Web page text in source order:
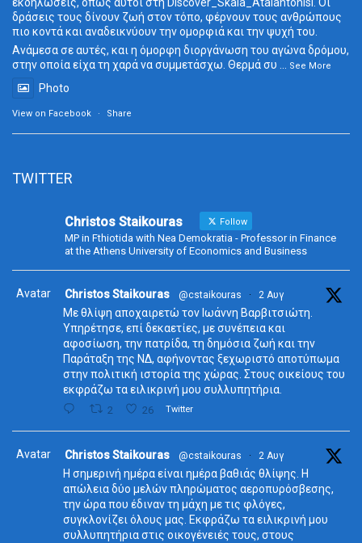
δράσεις τους δίνουν ζωή στον τόπο, φέρνουν τους ανθρώπους
πιο κοντά και αναδεικνύουν την ομορφιά και την ψυχή του.
Ανάμεσα σε αυτές, και η όμορφη διοργάνωση του αγώνα δρόμου,
στην οποία είχα τη χαρά να συμμετάσχω. Θερμά συ
See More
Photo
View on Facebook · Share
TWITTER
Christos Staikouras Follow
MP in Fthiotida with Nea Demokratia - Professor in Finance
at the Athens University of Economics and Business
Avatar Christos Staikouras @cstaikouras · 2 Αυγ
Με θλίψη αποχαιρετώ τον Ιωάννη Βαρβιτσιώτη.
Υπηρέτησε, επί δεκαετίες, με συνέπεια και
αφοσίωση, την πατρίδα, τη δημόσια ζωή και την
Παράταξη της ΝΔ, αφήνοντας ξεχωριστό αποτύπωμα
στην πολιτική ιστορία της χώρας. Στους οικείους του
εκφράζω τα ειλικρινή μου συλλυπητήρια.
2 26 Twitter
Avatar Christos Staikouras @cstaikouras · 2 Αυγ
Η σημερινή ημέρα είναι ημέρα βαθιάς θλίψης. Η
απώλεια δύο μελών πληρώματος αεροπυρόσβεσης,
την ώρα που έδιναν τη μάχη με τις φλόγες,
συγκλονίζει όλους μας. Εκφράζω τα ειλικρινή μου
συλλυπητήρια στις οικογένειές τους, στους